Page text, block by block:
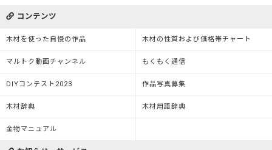
コンテンツ
木材を使った自慢の作品 木材の性質および価格帯チャート
マルトク動画チャンネル もくもく通信
DIYコンテスト2023 作品写真募集
木材辞典 木材用語辞典
金物マニュアル